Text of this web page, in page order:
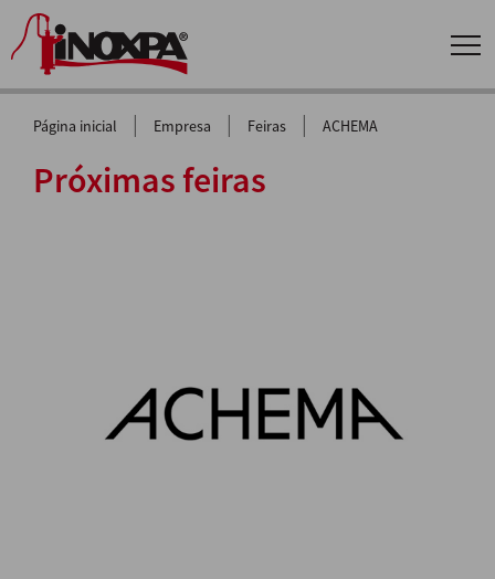
Página inicial | Empresa | Feiras | ACHEMA
Próximas feiras